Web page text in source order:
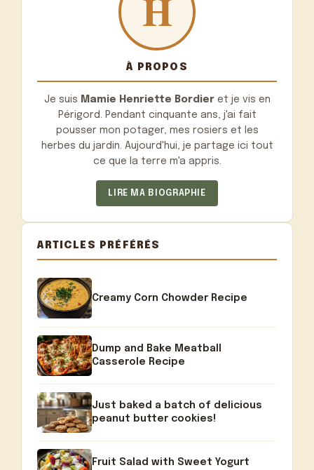
À PROPOS
Je suis Mamie Henriette Bordieret je vis en
Périgord. Pendant cinquante ans, j'ai fait
pousser mon potager, mes rosiers et les
herbes du jardin. Aujourd'hui, je partage ici tout
ce que la terre m'a appris.
LIRE MA BIOGRAPHIE
ARTICLES PRÉFÉRÉS
Creamy Corn Chowder Recipe
Dump and Bake Meatball
Casserole Recipe
Just baked a batch of delicious
peanut butter cookies!
Fruit Salad with Sweet Yogurt